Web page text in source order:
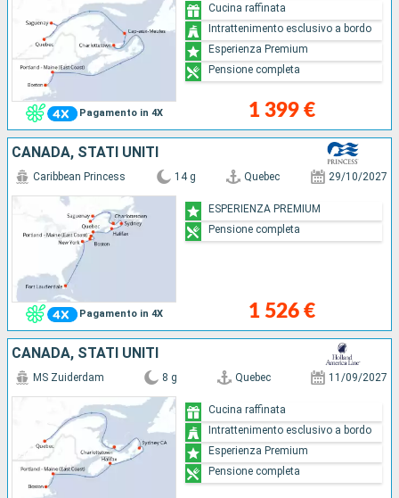
Pagamento in 4X 1 399 €
Cucina raffinata
Intrattenimento esclusivo a bordo
Esperienza Premium
Pensione completa
CANADA, STATI UNITI
Pagamento in 4X
Caribbean Princess 14 g Quebec 29/10/2027
1 526 €
ESPERIENZA PREMIUM
Pensione completa
CANADA, STATI UNITI
MS Zuiderdam 8 g Quebec 11/09/2027
Cucina raffinata
Intrattenimento esclusivo a bordo
Esperienza Premium
Pensione completa